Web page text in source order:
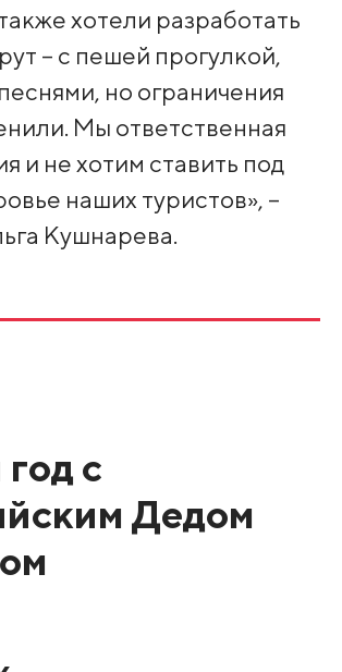
хотели разработать
– с пешей прогулкой,
но ограничения
Мы ответственная
и не хотим ставить под
наших туристов», –
Кушнарева.
с
Дедом